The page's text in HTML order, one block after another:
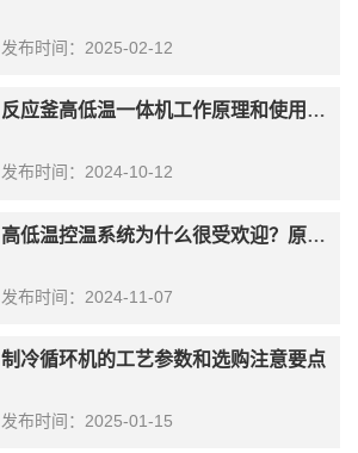
发布时间：2025-02-12
反应釜高低温一体机工作原理和使用方法
发布时间：2024-10-12
高低温控温系统为什么很受欢迎？原因有四！
发布时间：2024-11-07
制冷循环机的工艺参数和选购注意要点
发布时间：2025-01-15